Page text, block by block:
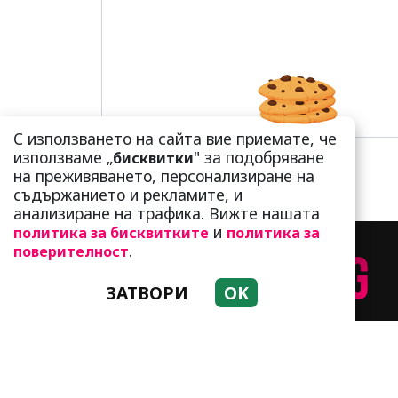
С използването на сайта вие приемате, че
използваме „бисквитки" за подобряване
на преживяването, персонализиране на
съдържанието и рекламите, и
анализиране на трафика. Вижте нашата
политика за бисквитките и политика за
поверителност.
ЗАТВОРИ OK